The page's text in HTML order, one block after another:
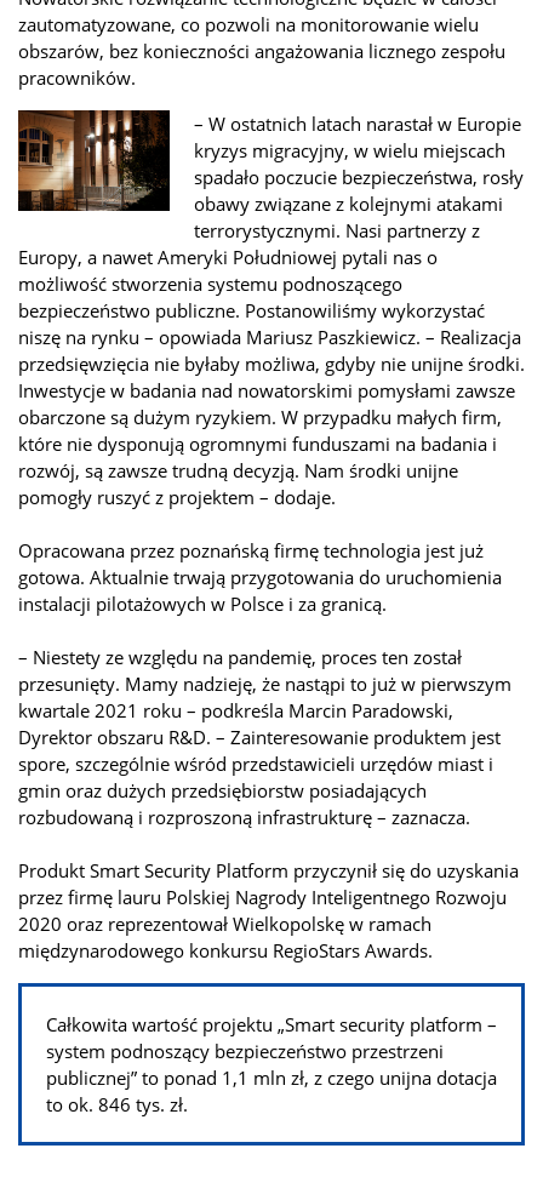
zautomatyzowane, co pozwoli na monitorowanie wielu
obszarów, bez konieczności angażowania licznego zespołu
pracowników.
– W ostatnich latach narastał w Europie
kryzys migracyjny, w wielu miejscach
spadało poczucie bezpieczeństwa, rosły
obawy związane z kolejnymi atakami
terrorystycznymi. Nasi partnerzy z
Europy, a nawet Ameryki Południowej pytali nas o
możliwość stworzenia systemu podnoszącego
bezpieczeństwo publiczne. Postanowiliśmy wykorzystać
niszę na rynku – opowiada Mariusz Paszkiewicz. – Realizacja
przedsięwzięcia nie byłaby możliwa, gdyby nie unijne środki.
Inwestycje w badania nad nowatorskimi pomysłami zawsze
obarczone są dużym ryzykiem. W przypadku małych firm,
które nie dysponują ogromnymi funduszami na badania i
rozwój, są zawsze trudną decyzją. Nam środki unijne
pomogły ruszyć z projektem – dodaje.
Opracowana przez poznańską firmę technologia jest już
gotowa. Aktualnie trwają przygotowania do uruchomienia
instalacji pilotażowych w Polsce i za granicą.
– Niestety ze względu na pandemię, proces ten został
przesunięty. Mamy nadzieję, że nastąpi to już w pierwszym
kwartale 2021 roku – podkreśla Marcin Paradowski,
Dyrektor obszaru R&D. – Zainteresowanie produktem jest
spore, szczególnie wśród przedstawicieli urzędów miast i
gmin oraz dużych przedsiębiorstw posiadających
rozbudowaną i rozproszoną infrastrukturę – zaznacza.
Produkt Smart Security Platform przyczynił się do uzyskania
przez firmę lauru Polskiej Nagrody Inteligentnego Rozwoju
2020 oraz reprezentował Wielkopolskę w ramach
międzynarodowego konkursu RegioStars Awards.
Całkowita wartość projektu „Smart security platform –
system podnoszący bezpieczeństwo przestrzeni
publicznej” to ponad 1,1 mln zł, z czego unijna dotacja
to ok. 846 tys. zł.